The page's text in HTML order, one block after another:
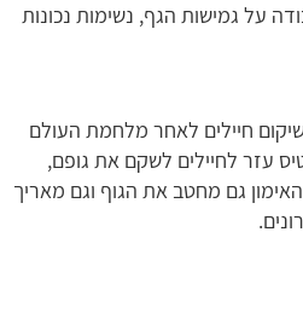
על גמישות הגף, נשימות נכונות
חיילים לאחר מלחמת העולם
עזר לחיילים לשקם את גופם,
גם מחטב את הגוף וגם מאריך